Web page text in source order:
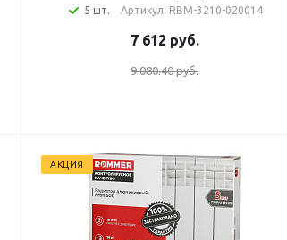
5 шт. Артикул: RBM-3210-020014
7 612 руб.
9 080.40 руб.
АКЦИЯ